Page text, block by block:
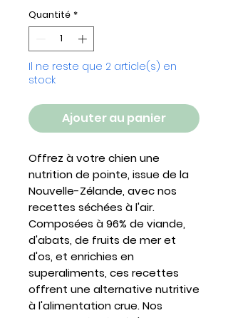
Quantité *
Il ne reste que 2 article(s) en
stock
Ajouter au panier
Offrez à votre chien une
nutrition de pointe, issue de la
Nouvelle-Zélande, avec nos
recettes séchées à l'air.
Composées à 96% de viande,
d'abats, de fruits de mer et
d'os, et enrichies en
superaliments, ces recettes
offrent une alternative nutritive
à l'alimentation crue. Nos